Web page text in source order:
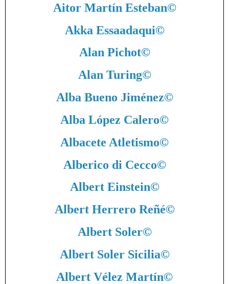
Aitor Martín Esteban©
Akka Essaadaqui©
Alan Pichot©
Alan Turing©
Alba Bueno Jiménez©
Alba López Calero©
Albacete Atletismo©
Alberico di Cecco©
Albert Einstein©
Albert Herrero Reñé©
Albert Soler©
Albert Soler Sicilia©
Albert Vélez Martín©